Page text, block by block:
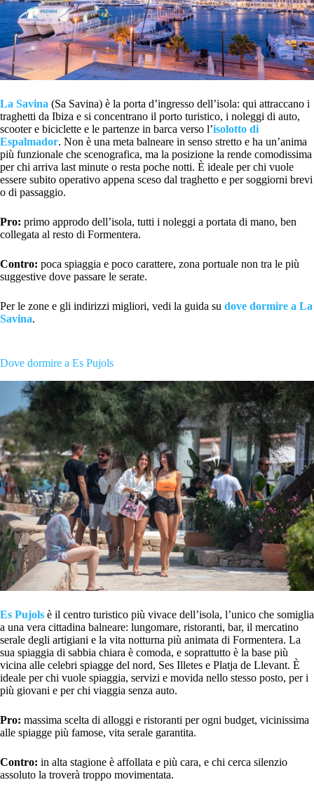
La Savina (Sa Savina) è la porta d’ingresso dell’isola: qui attraccano i
traghetti da Ibiza e si concentrano il porto turistico, i noleggi di auto,
scooter e biciclette e le partenze in barca verso l’isolotto di
Espalmador. Non è una meta balneare in senso stretto e ha un’anima
più funzionale che scenografica, ma la posizione la rende comodissima
per chi arriva last minute o resta poche notti. È ideale per chi vuole
essere subito operativo appena sceso dal traghetto e per soggiorni brevi
o di passaggio.
Pro: primo approdo dell’isola, tutti i noleggi a portata di mano, ben
collegata al resto di Formentera.
Contro: poca spiaggia e poco carattere, zona portuale non tra le più
suggestive dove passare le serate.
Per le zone e gli indirizzi migliori, vedi la guida su dove dormire a La
Savina.
Dove dormire a Es Pujols
Es Pujols è il centro turistico più vivace dell’isola, l’unico che somiglia
a una vera cittadina balneare: lungomare, ristoranti, bar, il mercatino
serale degli artigiani e la vita notturna più animata di Formentera. La
sua spiaggia di sabbia chiara è comoda, e soprattutto è la base più
vicina alle celebri spiagge del nord, Ses Illetes e Platja de Llevant. È
ideale per chi vuole spiaggia, servizi e movida nello stesso posto, per i
più giovani e per chi viaggia senza auto.
Pro: massima scelta di alloggi e ristoranti per ogni budget, vicinissima
alle spiagge più famose, vita serale garantita.
Contro: in alta stagione è affollata e più cara, e chi cerca silenzio
assoluto la troverà troppo movimentata.